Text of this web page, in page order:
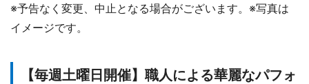
※予告なく変更、中止となる場合がございます。※写真は
イメージです。
【毎週土曜日開催】職人による華麗なパフォ